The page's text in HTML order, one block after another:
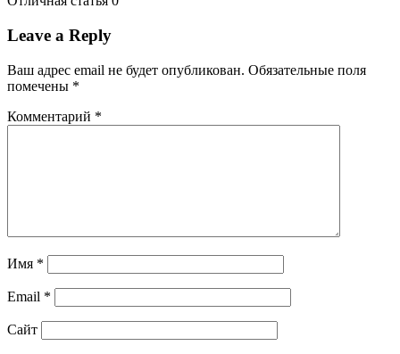
Leave a Reply
Ваш адрес email не будет опубликован. Обязательные поля
помечены *
Комментарий *
Имя *
Email *
Сайт